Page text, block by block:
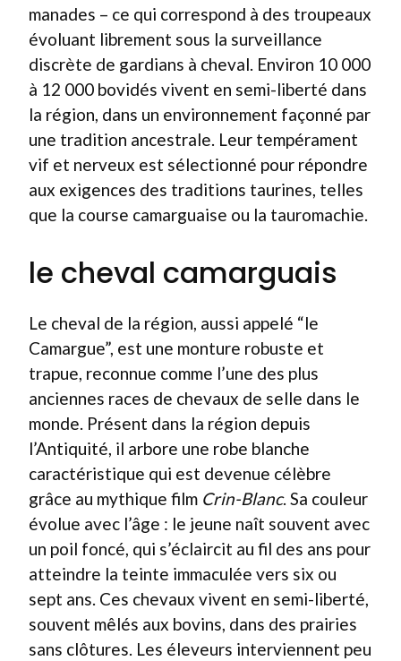
manades – ce qui correspond à des troupeaux
évoluant librement sous la surveillance
discrète de gardians à cheval. Environ 10 000
à 12 000 bovidés vivent en semi-liberté dans
la région, dans un environnement façonné par
une tradition ancestrale. Leur tempérament
vif et nerveux est sélectionné pour répondre
aux exigences des traditions taurines, telles
que la course camarguaise ou la tauromachie.
le cheval camarguais
Le cheval de la région, aussi appelé “le
Camargue”, est une monture robuste et
trapue, reconnue comme l’une des plus
anciennes races de chevaux de selle dans le
monde. Présent dans la région depuis
l’Antiquité, il arbore une robe blanche
caractéristique qui est devenue célèbre
grâce au mythique film Crin-Blanc. Sa couleur
évolue avec l’âge : le jeune naît souvent avec
un poil foncé, qui s’éclaircit au fil des ans pour
atteindre la teinte immaculée vers six ou
sept ans. Ces chevaux vivent en semi-liberté,
souvent mêlés aux bovins, dans des prairies
sans clôtures. Les éleveurs interviennent peu